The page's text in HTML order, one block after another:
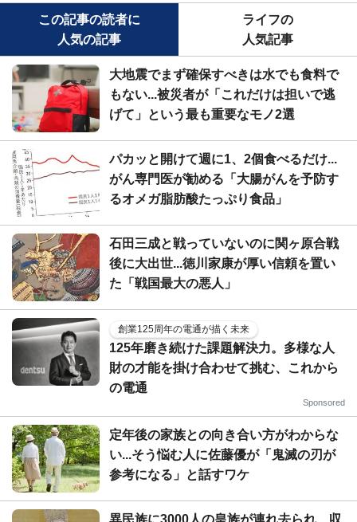
この記事の読者に
人気の記事
ライフの
人気記事
大地震でまず確保すべきは水でも食料で
もない...被災者が「これだけは担いで逃
げて」という最も重要なモノ2選
パカッと開けて週に1、2個食べるだけ...
がん専門医が勧める「大腸がんを予防す
るオメガ脂肪酸たっぷり食品」
石田三成と戦っていないのに関ヶ原合戦
後に大出世...徳川家康が厚い信頼を置い
た「戦国最大の悪人」
創業125周年の電通が描く未来
125年磨き続けた課題解決力。多様な人
財の才能を掛け合わせて挑む、これから
の電通
Sponsored
定年後の家族との向き合い方がわからな
い...そう悩む人に佐藤優が「鬼滅の刃が
参考になる」と話すワケ
異民族に3000人の皇族が連れ去られ、収